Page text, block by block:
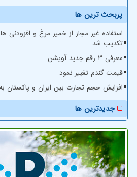
پربحث ترین ها
استفاده غیر مجاز از خمیر مرغ و
تکذیب شد
معرفی ۳ رقم جدید آویشن
قیمت گندم تغییر نمود
افزایش حجم تجارت بین ایران و پاکستان به رقم 10
جدیدترین ها